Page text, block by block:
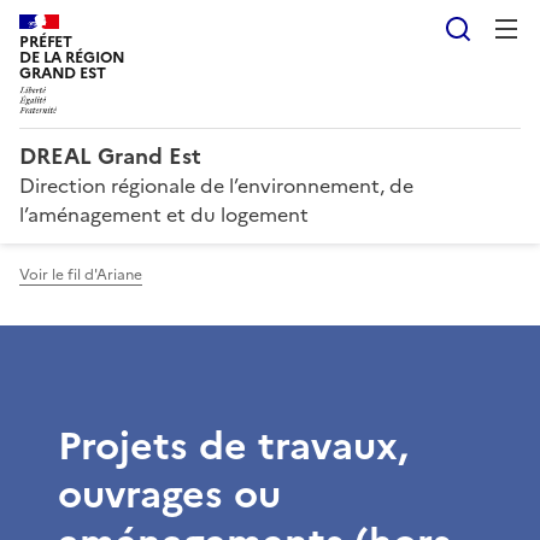
PRÉFET
DE LA RÉGION
GRAND EST
DREAL Grand Est
Direction régionale de l’environnement, de
l’aménagement et du logement
Voir le fil d'Ariane
Projets de travaux,
ouvrages ou